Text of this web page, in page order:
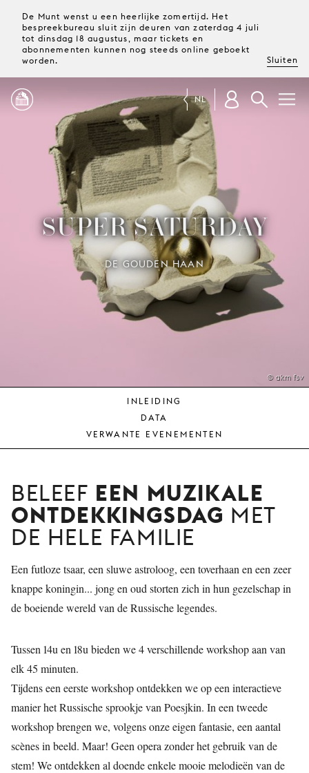
De Munt wenst u een heerlijke zomertijd. Het
bespreekbureau sluit zijn deuren van zaterdag 4 juli
tot dinsdag 18 augustus, maar tickets en
abonnementen kunnen nog steeds online geboekt
worden.
Sluiten
PROGRAMMA
MAGAZINE
TICKETS &
ABONNEMENTEN
UW
BEZOEK
PUBLIEK
NL
© akm fsv
SUPER SATURDAY
DE GOUDEN HAAN
INLEIDING
DATA
VERWANTE EVENEMENTEN
BELEEF EEN MUZIKALE
ONTDEKKINGSDAG MET
DE HELE FAMILIE
Een futloze tsaar, een sluwe astroloog, een toverhaan en een zeer
knappe koningin... jong en oud storten zich in hun gezelschap in
de boeiende wereld van de Russische legendes.
Tussen 14u en 18u bieden we 4 verschillende workshop aan van
elk 45 minuten.
Tijdens een eerste workshop ontdekken we op een interactieve
manier het Russische sprookje van Poesjkin. In een tweede
workshop brengen we, volgens onze eigen fantasie, een aantal
scènes in beeld. Maar! Geen opera zonder het gebruik van de
stem! We ontdekken al doende enkele mooie melodieën van de